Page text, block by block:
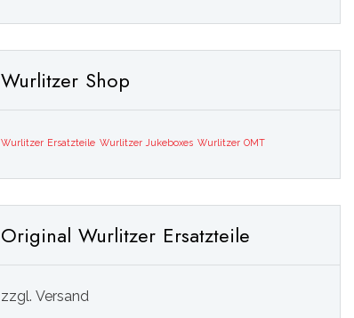
Wurlitzer Shop
Wurlitzer Ersatzteile Wurlitzer Jukeboxes Wurlitzer OMT
Original Wurlitzer Ersatzteile
zzgl. Versand